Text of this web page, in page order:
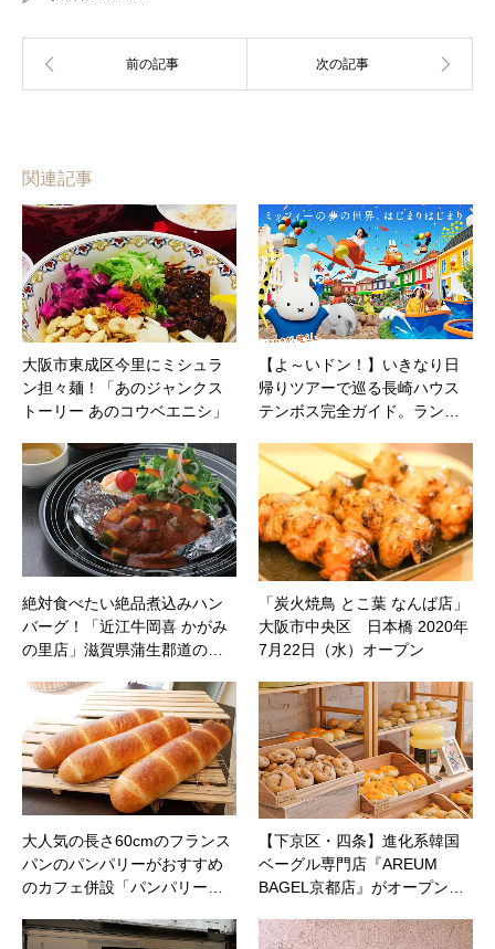
関連記事
大阪市東成区今里にミシュラ
ン担々麺！「あのジャンクス
トーリー あのコウベエニシ」
【よ～いドン！】いきなり日
帰りツアーで巡る長崎ハウス
テンボス完全ガイド。ラン…
絶対食べたい絶品煮込みハン
バーグ！「近江牛岡喜 かがみ
の里店」滋賀県蒲生郡道の…
「炭火焼鳥 とこ葉 なんば店」
大阪市中央区 日本橋 2020年
7月22日（水）オープン
大人気の長さ60cmのフランス
パンのパンパリーがおすすめ
のカフェ併設「パンパリー…
【下京区・四条】進化系韓国
ベーグル専門店『AREUM
BAGEL京都店』がオープン…